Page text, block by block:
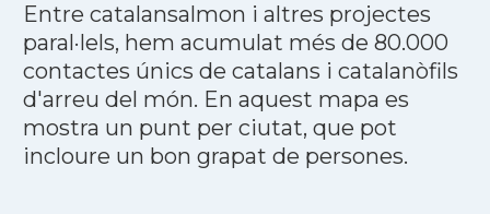
Entre catalansalmon i altres projectes
paral·lels, hem acumulat més de 80.000
contactes únics de catalans i catalanòfils
d'arreu del món. En aquest mapa es
mostra un punt per ciutat, que pot
incloure un bon grapat de persones.